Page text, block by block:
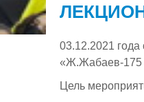
03.12.2021
«Ж.Жабаев-175
Цель